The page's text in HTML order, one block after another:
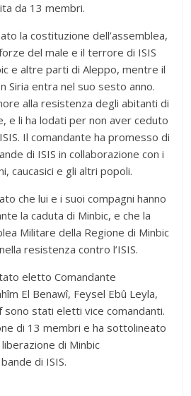
da 13 membri.
la costituzione dell’assemblea,
del male e il terrore di ISIS
e altre parti di Aleppo, mentre il
Siria entra nel suo sesto anno.
alla resistenza degli abitanti di
e li ha lodati per non aver ceduto
Il comandante ha promesso di
di ISIS in collaborazione con i
caucasici e gli altri popoli.
che lui e i suoi compagni hanno
la caduta di Minbic, e che la
Militare della Regione di Minbic
resistenza contro l’ISIS.
eletto Comandante
El Benawî, Feysel Ebû Leyla,
sono stati eletti vice comandanti.
di 13 membri e ha sottolineato
di Minbic
di ISIS.